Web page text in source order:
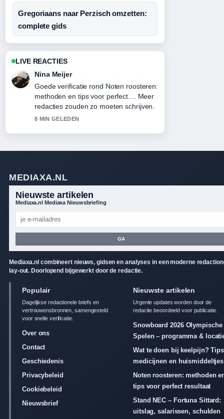
Gregoriaans naar Perzisch omzetten:
complete gids
LIVE REACTIES
Nina Meijer
Goede verificatie rond Noten roosteren:
methoden en tips voor perfect.... Meer
redacties zouden zo moeten schrijven.
8 MIN GELEDEN
MEDIAXA.NL
Nieuwste artikelen
Mediaxa.nl Mediaxa Nieuwsbriefing
GA
Mediaxa.nl combineert nieuws, gidsen en analyses in een moderne
lay-out. Doorlopend bijgewerkt door de redactie.
Populair
Dagelijkse redactionele briefs en
vertrouwensbronnen, samengesteld
voor snelle verificatie.
Over ons
Contact
Geschiedenis
Privacybeleid
Cookiebeleid
Nieuwsbrief
Nieuwste artikelen
Urgente updates worden door de
redactie beoordeeld voor publicatie.
Snowboard 2026 Olympische
Spelen – programma &
Wat te doen bij keelpijn?
medicijnen en huismiddeltjes
Noten roosteren: methoden
tips voor perfect resultaat
Stand NEC – Fortuna Sittard:
uitslag, salarissen, schulden